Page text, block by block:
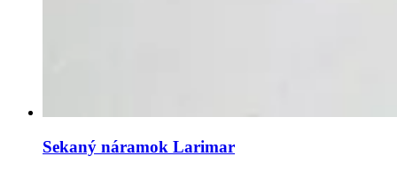
Sekaný náramok Larimar